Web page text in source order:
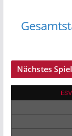
Nächstes Spiel